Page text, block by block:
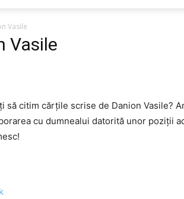
Vasile
Vasile
să citim cărţile scrise de Danion Vasile?
cu dumnealui datorită unor poziţii